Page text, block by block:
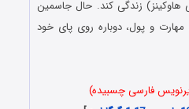
زندگی کند. حال جاسمین
و پول، دوباره روی پای خود
فارسی چسبیده)